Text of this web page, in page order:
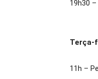
19h30
Terça-
11h –